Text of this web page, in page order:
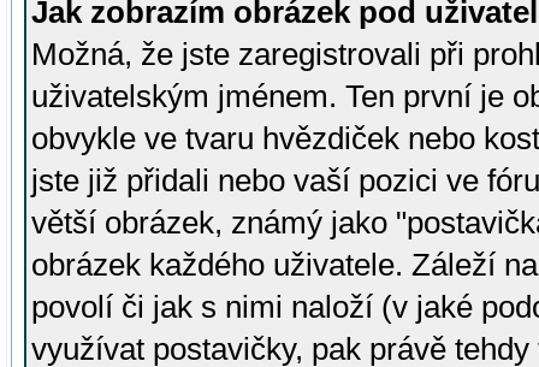
Jak zobrazím obrázek pod
Možná, že jste zaregistrovali při
uživatelským jménem. Ten první je
obvykle ve tvaru hvězdiček nebo
jste již přidali nebo vaší pozici ve
větší obrázek, známý jako
obrázek každého uživatele. Záleží
povolí či jak s nimi naloží (v jaké
využívat postavičky, pak právě